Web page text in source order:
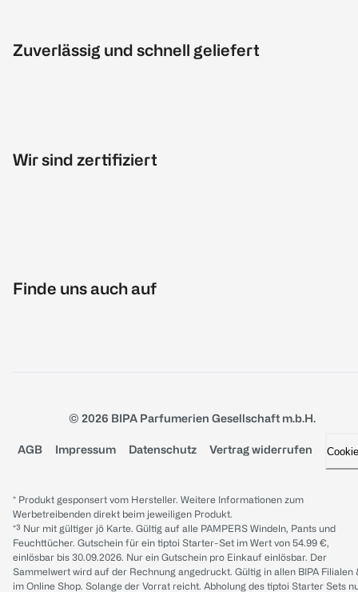
Zuverlässig und schnell geliefert
Wir sind zertifiziert
Finde uns auch auf
© 2026 BIPA Parfumerien Gesellschaft m.b.H.
AGB Impressum Datenschutz Vertrag widerrufen
* Produkt gesponsert vom Hersteller. Weitere Informationen zum
Werbetreibenden direkt beim jeweiligen Produkt.
*³ Nur mit gültiger jö Karte. Gültig auf alle PAMPERS Windeln, Pants und
Feuchttücher. Gutschein für ein tiptoi Starter-Set im Wert von 54.99 €,
einlösbar bis 30.09.2026. Nur ein Gutschein pro Einkauf einlösbar. Der
Sammelwert wird auf der Rechnung angedruckt. Gültig in allen BIPA Filialen
im Online Shop. Solange der Vorrat reicht. Abholung des tiptoi Starter Sets